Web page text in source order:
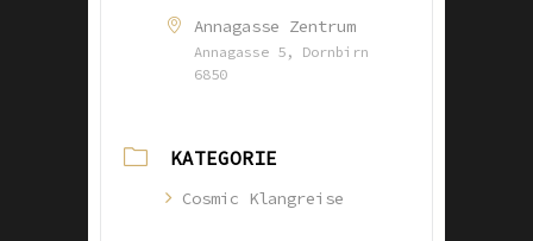
Annagasse Zentrum
Annagasse 5, Dornbirn
6850
KATEGORIE
Cosmic Klangreise